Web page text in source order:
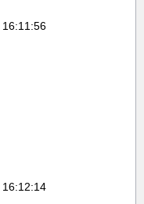
16:11:56
16:12:14